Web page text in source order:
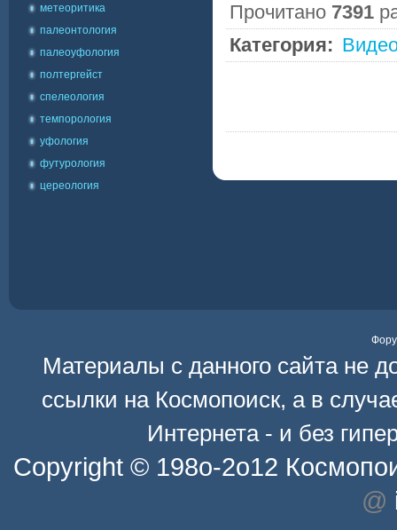
метеоритика
палеонтология
палеоуфология
полтергейст
спелеология
темпорология
уфология
футурология
цереология
Прочитано 7391
Категория:
Материалы с данного сайта не
ссылки на Космопоиск, а в
Интернета - и без
Copyright © 198o-2o12
@